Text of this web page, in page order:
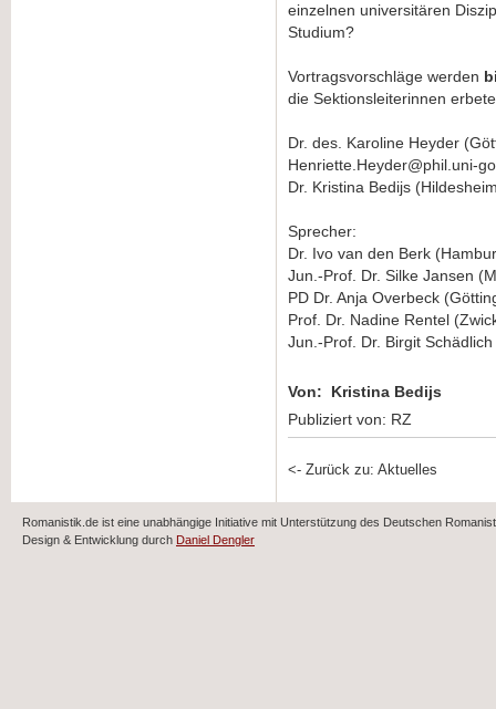
einzelnen universitären
Studium?
Vortragsvorschläge werden
die Sektionsleiterinnen
Dr. des. Karoline Heyder
Henriette.Heyder@phil.uni-
Dr. Kristina Bedijs
Sprecher:
Dr. Ivo van den Berk
Jun.-Prof. Dr. Silke Jansen
PD Dr. Anja Overbeck
Prof. Dr. Nadine Rentel
Jun.-Prof. Dr. Birgit
Von: Kristina Bedijs
Publiziert von: RZ
<- Zurück zu: Aktuelles
Romanistik.de ist eine unabhängige Initiative mit Unterstützung des Deutschen
Design & Entwicklung durch Daniel Dengler